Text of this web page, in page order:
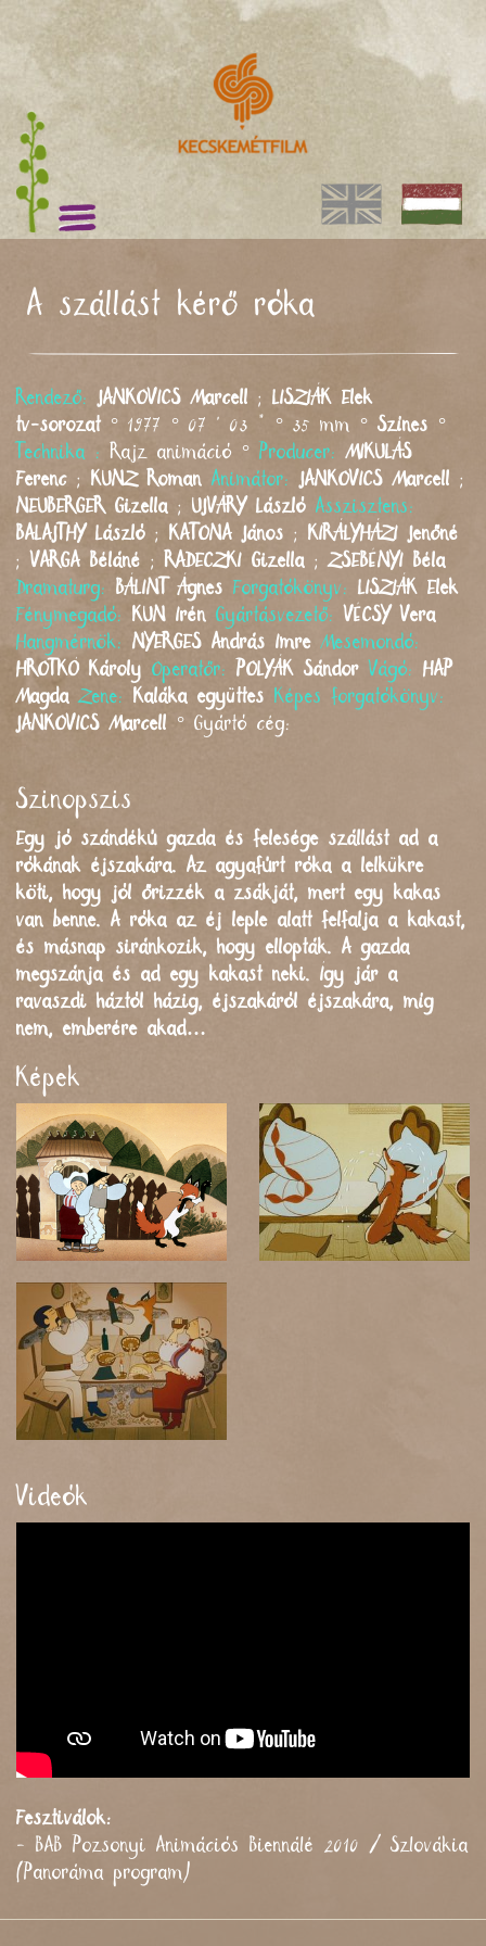
A szállást kérő róka
Rendező: JANKOVICS Marcell ; LISZIÁK Elek
tv-sorozat° 1977 ° 07 ' 03 " ° 35 mm ° Színes °
Technika : Rajz animáció ° Producer:MIKULÁS
Ferenc ; KUNZ Roman Animátor: JANKOVICS Marcell ;
NEUBERGER Gizella ; UJVÁRY László Asszisztens:
BALAJTHY László ; KATONA János ; KIRÁLYHÁZI Jenőné
; VARGA Béláné ; RADECZKI Gizella ;ZSEBÉNYI Béla
Dramaturg: BÁLINT Ágnes Forgatókönyv: LISZIÁK Elek
Fénymegadó: KUN Irén Gyártásvezető: VÉCSY Vera
Hangmérnök: NYERGES András Imre Mesemondó:
HROTKÓ Károly Operatőr: POLYÁK Sándor Vágó: HAP
Magda Zene: Kaláka együttes
Képes forgatókönyv:
JANKOVICS Marcell ° Gyártó cég:
Szinopszis
Egy jó szándékú gazda és felesége szállást ad a
rókának éjszakára. Az agyafúrt róka a lelkükre
köti, hogy jól őrizzék a zsákját, mert egy kakas
van benne. A róka az éj leple alatt felfalja a kakast,
és másnap siránkozik, hogy ellopták. A gazda
megszánja és ad egy kakast neki. Így jár a
ravaszdi háztól házig, éjszakáról éjszakára, míg
nem, emberére akad…
Képek
Videók
Fesztiválok:
- BAB Pozsonyi Animációs Biennálé 2010 / Szlovákia
(Panoráma program)